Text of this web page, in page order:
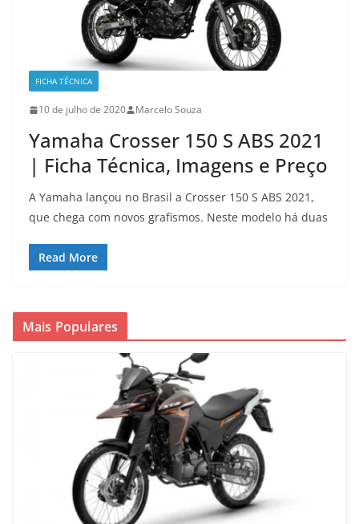
FICHA TÉCNICA
10 de julho de 2020 Marcelo Souza
Yamaha Crosser 150 S ABS 2021
| Ficha Técnica, Imagens e Preço
A Yamaha lançou no Brasil a Crosser 150 S ABS 2021,
que chega com novos grafismos. Neste modelo há duas
Read More
Mais Populares